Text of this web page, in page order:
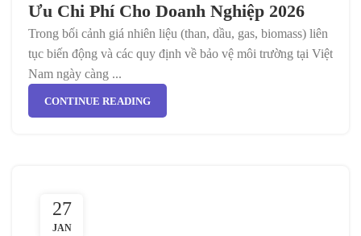
Ưu Chi Phí Cho Doanh Nghiệp 2026
Trong bối cảnh giá nhiên liệu (than, dầu, gas, biomass) liên
tục biến động và các quy định về bảo vệ môi trường tại Việt
Nam ngày càng ...
CONTINUE READING
27
JAN